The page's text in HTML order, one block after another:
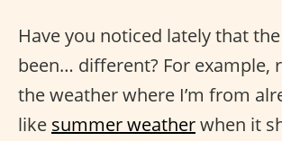
Have you noticed lately that the
been… different? For example,
the weather where I’m from
like summer weatherwhen it